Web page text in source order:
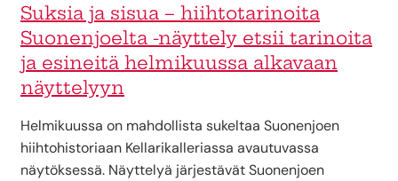
Suksia ja sisua – hiihtotarinoita
Suonenjoelta -näyttely etsii tarinoita
ja esineitä helmikuussa alkavaan
näyttelyyn
Helmikuussa on mahdollista sukeltaa Suonenjoen
hiihtohistoriaan Kellarikalleriassa avautuvassa
näytöksessä. Näyttelyä järjestävät Suonenjoen